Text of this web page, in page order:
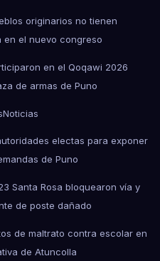
originarios no tienen
el nuevo congreso
en el Qoqawi 2026
de armas de Puno
Noticias
electas para exponer
de Puno
Santa Rosa bloquearon vía y
de poste dañado
de maltrato contra escolar en
de Atuncolla